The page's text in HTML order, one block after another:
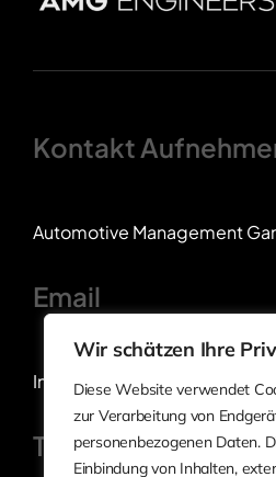
Wir schätzen Ihre
Diese Website verwendet
zur Verarbeitung von
personenbezogenen Daten.
Einbindung von Inhalten,
Kontakt
Automotive Management
Email
Info@amg-engineers.com
Telefon